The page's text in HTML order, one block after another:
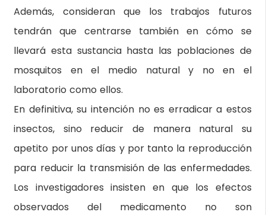
Además, consideran que los trabajos futuros
tendrán que centrarse también en cómo se
llevará esta sustancia hasta las poblaciones de
mosquitos en el medio natural y no en el
laboratorio como ellos.
En definitiva, su intención no es erradicar a estos
insectos, sino reducir de manera natural su
apetito por unos días y por tanto la reproducción
para reducir la transmisión de las enfermedades.
Los investigadores insisten en que los efectos
observados del medicamento no son